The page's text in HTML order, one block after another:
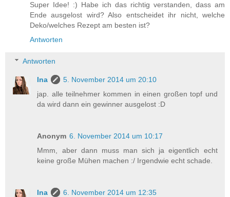
Super Idee! :) Habe ich das richtig verstanden, dass am
Ende ausgelost wird? Also entscheidet ihr nicht, welche
Deko/welches Rezept am besten ist?
Antworten
Antworten
Ina
5. November 2014 um 20:10
jap. alle teilnehmer kommen in einen großen topf und
da wird dann ein gewinner ausgelost :D
Anonym 6. November 2014 um 10:17
Mmm, aber dann muss man sich ja eigentlich echt
keine große Mühen machen :/ Irgendwie echt schade.
Ina
6. November 2014 um 12:35